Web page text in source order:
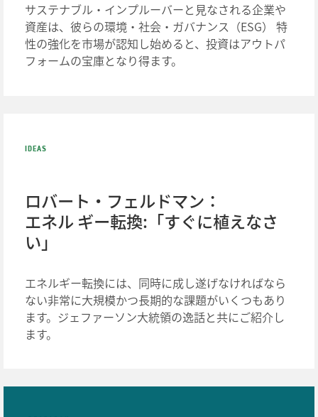
サステナブル・インプルーバーと見なされる企業や
資産は、彼らの環境・社会・ガバナンス（ESG） 特
性の強化を市場が認知し始めると、投資はアウトパ
フォームの宝庫となり得ます。
IDEAS
ロバート・フェルドマン：
エネル ギー転換:「すぐに植えなさ
い」
エネルギー転換には、同時に成し遂げなければなら
ない非常に大規模かつ長期的な課題がいくつもあり
ます。ジェファーソン大統領の逸話と共にご紹介し
ます。